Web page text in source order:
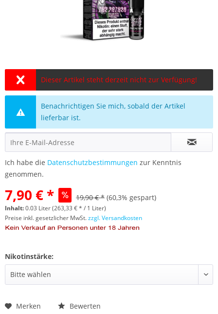
Dieser Artikel steht derzeit nicht zur Verfügung!
Benachrichtigen Sie mich, sobald der Artikel
lieferbar ist.
Ich habe die Datenschutzbestimmungen zur Kenntnis
genommen.
7,90 € * 19,90 € * (60,3% gespart)
Inhalt:0.03 Liter (263,33 € * / 1 Liter)
Preise inkl. gesetzlicher MwSt.zzgl. Versandkosten
Nikotinstärke:
Merken Bewerten